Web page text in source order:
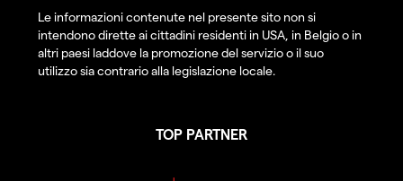
Le informazioni contenute nel presente sito non si
intendono dirette ai cittadini residenti in USA, in Belgio o in
altri paesi laddove la promozione del servizio o il suo
utilizzo sia contrario alla legislazione locale.
TOP PARTNER